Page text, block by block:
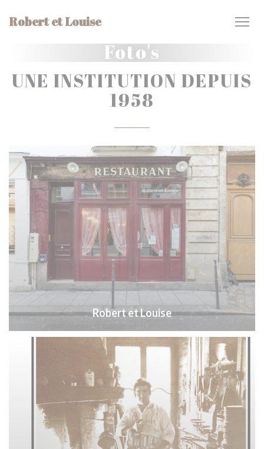
Robert et Louise
Foto's
UNE INSTITUTION DEPUIS
1958
Robert et Louise